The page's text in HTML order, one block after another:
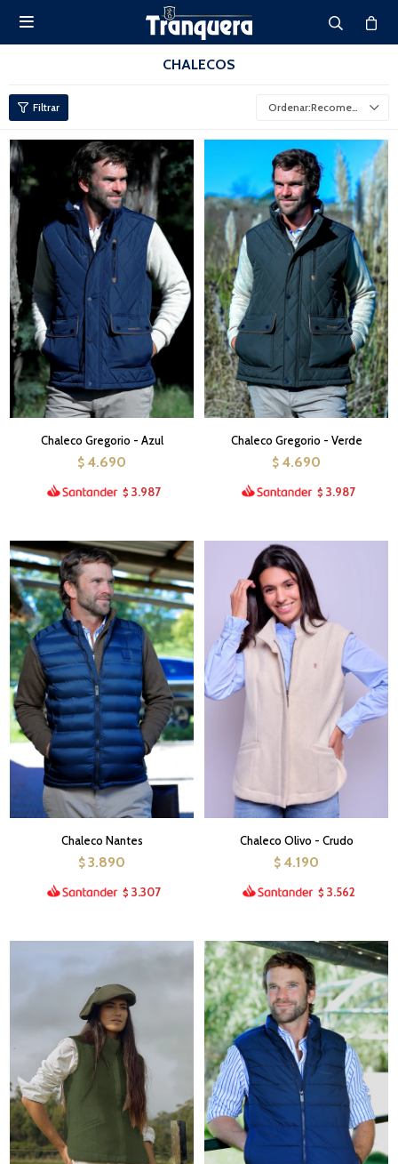

CHALECOS
Recomendados
Chaleco Gregorio - Azul
$ 4.690
$ 3.987
Chaleco Gregorio - Verde
$ 4.690
$ 3.987
Chaleco Nantes
$ 3.890
$ 3.307
Chaleco Olivo - Crudo
$ 4.190
$ 3.562